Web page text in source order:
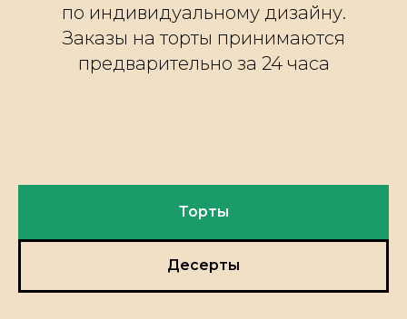
по индивидуальному дизайну.
Заказы на торты принимаются
предварительно за 24 часа
Торты
Десерты